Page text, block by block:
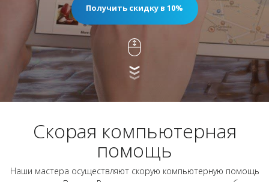
Получить скидку в 10%
Скорая компьютерная
помощь
Наши мастера осуществляют скорую компьютерную помощь